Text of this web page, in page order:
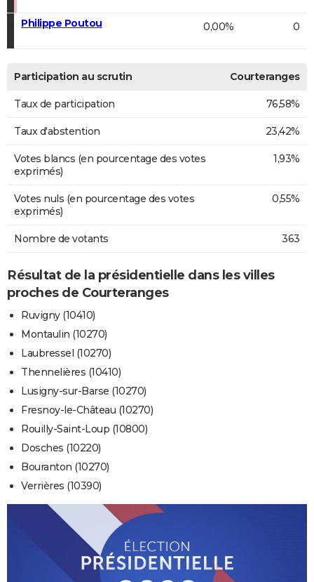
Philippe Poutou 0,00% 0
Participation au scrutin Courteranges
Taux de participation 76,58%
Taux d'abstention 23,42%
Votes blancs (en pourcentage des votes
exprimés)
1,93%
Votes nuls (en pourcentage des votes
exprimés)
0,55%
Nombre de votants 363
Résultat de la présidentielle dans les villes
proches de Courteranges
Ruvigny (10410)
Montaulin (10270)
Laubressel (10270)
Thennelières (10410)
Lusigny-sur-Barse (10270)
Fresnoy-le-Château (10270)
Rouilly-Saint-Loup (10800)
Dosches (10220)
Bouranton (10270)
Verrières (10390)